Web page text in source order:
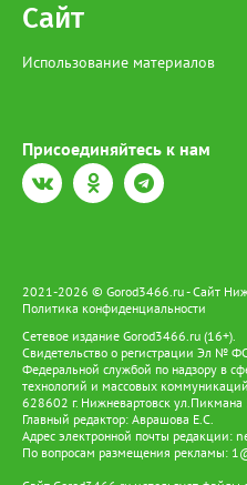
Сайт
Использование материалов
Присоединяйтесь к нам
2021-2026 © Gorod3466.ru - Сайт
Политика конфиденциальности
Сетевое издание Gorod3466.ru (16+).
Свидетельство о регистрации Эл №
Федеральной службой по надзору в
технологий и массовых
628602 г. Нижневартовск
Главный редактор: Аврашова Е.С.
Адрес электронной почты редакции:
По вопросам размещения рекламы: